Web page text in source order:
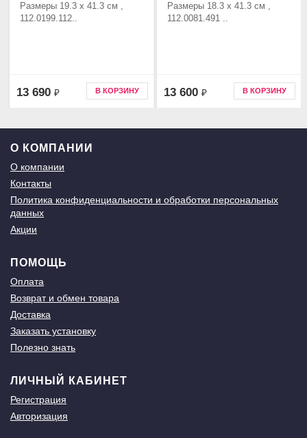
Размеры 19.3 x 41.3 см ,
112.0199.112..
13 690 ₽ В КОРЗИНУ
Размеры 18.3 x 41.3 см ,
112.0081.491 ..
13 600 ₽ В КОРЗИНУ
О КОМПАНИИ
О компании
Контакты
Политика конфиденциальности и обработки персональных
данных
Акции
ПОМОЩЬ
Оплата
Возврат и обмен товара
Доставка
Заказать установку
Полезно знать
ЛИЧНЫЙ КАБИНЕТ
Регистрация
Авторизация